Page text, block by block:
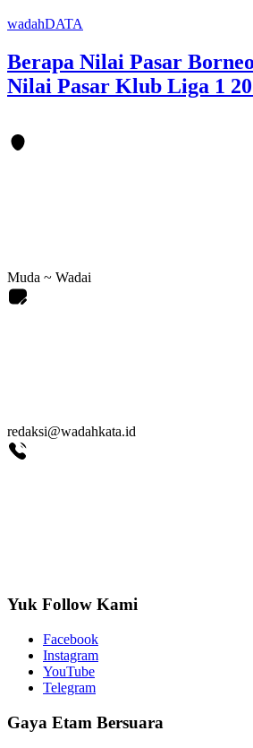
wadahDATA
Berapa Nilai Pasar
Nilai Pasar Klub Liga 1
Muda ~ Wadai
redaksi@wadahkata.id
Yuk Follow Kami
Facebook
Instagram
YouTube
Telegram
Gaya Etam Bersuara